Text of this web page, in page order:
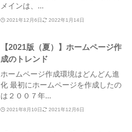
メインは、...
2021年12月6日 2022年1月14日
【2021版（夏）】ホームページ作
成のトレンド
ホームページ作成環境はどんどん進
化 最初にホームページを作成したの
は２００７年...
2021年8月10日 2021年12月6日